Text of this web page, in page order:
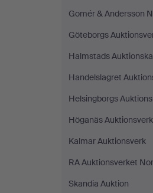
Gomér & Andersson
Göteborgs
Halmstads
Handelslagret
Helsingborgs
Höganäs Auktionsverk
Kalmar Auktionsverk
RA Auktionsverket
Skandia Auktion